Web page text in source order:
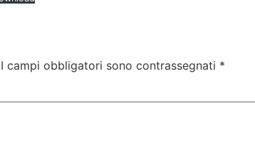
I campi obbligatori sono contrassegnati *